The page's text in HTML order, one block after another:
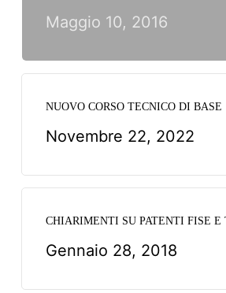
Maggio 10, 2016
NUOVO CORSO TECNICO DI BASE
Novembre 22, 2022
CHIARIMENTI SU PATENTI FISE E
Gennaio 28, 2018